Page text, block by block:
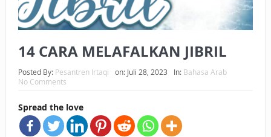
KEPEMILIKANNYA BERUBAH
HUKUM MEMBAYAR ZAKAT DENGAN CARA MENGANGSUR
HUKUM MEMBAYAR ZAKAT KEPADA KERABAT SENDIRI
14 CARA MELAFALKAN JIBRIL
Posted By: Pesantren Irtaqi on: Juli 28, 2023 In: Bahasa Arab
No Comments
Spread the love